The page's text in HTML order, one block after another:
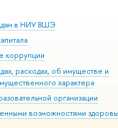
в НИУ ВШЭ
коррупции
расходах, об имуществе и
характера
организации
возможностями